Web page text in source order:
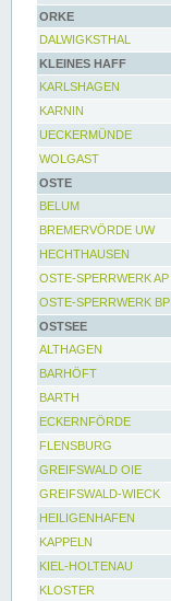
ORKE
DALWIGKSTHAL
KLEINES HAFF
KARLSHAGEN
KARNIN
UECKERMÜNDE
WOLGAST
OSTE
BELUM
BREMERVÖRDE UW
HECHTHAUSEN
OSTE-SPERRWERK AP
OSTE-SPERRWERK BP
OSTSEE
ALTHAGEN
BARHÖFT
BARTH
ECKERNFÖRDE
FLENSBURG
GREIFSWALD OIE
GREIFSWALD-WIECK
HEILIGENHAFEN
KAPPELN
KIEL-HOLTENAU
KLOSTER